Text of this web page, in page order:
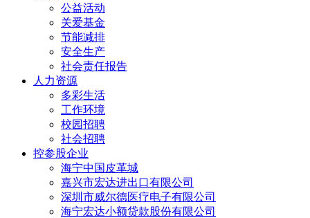
公益活动
关爱基金
节能减排
安全生产
社会责任报告
人力资源
多彩生活
工作环境
校园招聘
社会招聘
控参股企业
海宁中国皮革城
嘉兴市宏达进出口有限公司
深圳市威尔德医疗电子有限公司
海宁宏达小额贷款股份有限公司